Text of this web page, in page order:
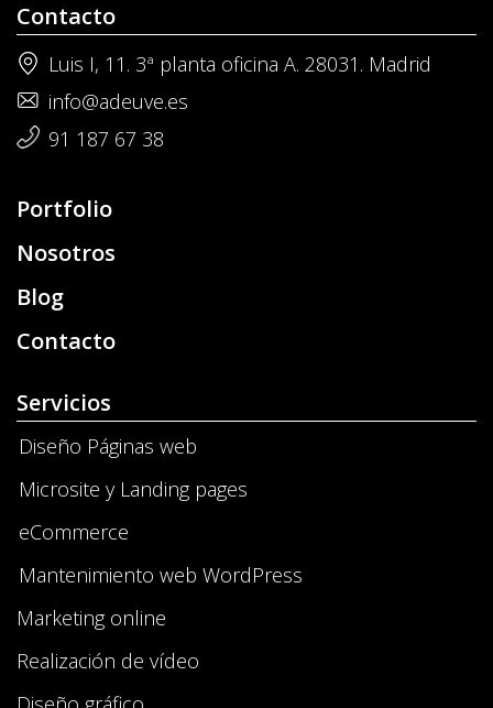
Contacto
Luis I, 11. 3ª planta oficina A. 28031. Madrid
info@adeuve.es
91 187 67 38
Portfolio
Nosotros
Blog
Contacto
Servicios
Diseño Páginas web
Microsite y Landing pages
eCommerce
Mantenimiento web WordPress
Marketing online
Realización de vídeo